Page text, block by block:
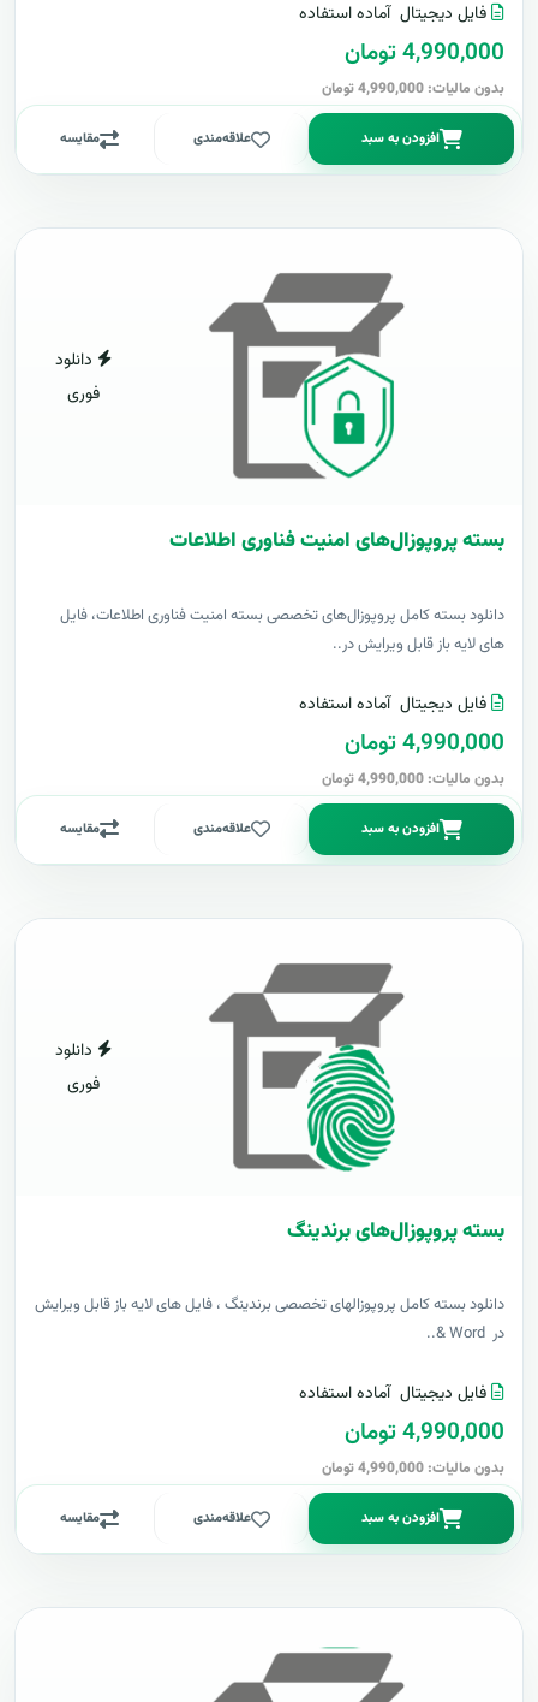
فایل دیجیتال آماده استفاده
4,990,000 تومان
بدون مالیات: 4,990,000 تومان
افزودن به سبد علاقه‌مندی مقایسه
دانلود
فوری
بسته پروپوزال‌های امنیت فناوری اطلاعات
دانلود بسته کامل پروپوزال‌های تخصصی بسته امنیت فناوری اطلاعات، فایل
های لایه باز قابل ویرایش در..
فایل دیجیتال آماده استفاده
4,990,000 تومان
بدون مالیات: 4,990,000 تومان
افزودن به سبد علاقه‌مندی مقایسه
دانلود
فوری
بسته پروپوزال‌های برندینگ
دانلود بسته کامل پروپوزالهای تخصصی برندینگ ، فایل های لایه باز قابل ویرایش
در Word &..
فایل دیجیتال آماده استفاده
4,990,000 تومان
بدون مالیات: 4,990,000 تومان
افزودن به سبد علاقه‌مندی مقایسه